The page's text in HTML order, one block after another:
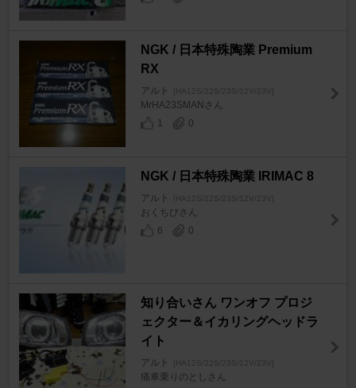
NGK / 日本特殊陶業 Premium
RX
アルト [HA12S/22S/23S/12V/23V]
MrHA23SMANさん
1
0
NGK / 日本特殊陶業 IRIMAC 8
アルト [HA12S/22S/23S/12V/23V]
おくちびさん
6
0
知り合いさん ワンオフ プロジ
ェクター＆イカリングヘッドラ
イト
アルト [HA12S/22S/23S/12V/23V]
痛車乗りのとしさん